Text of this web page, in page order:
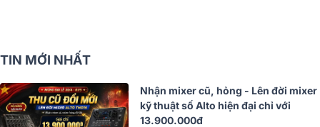
TIN MỚI NHẤT
Nhận mixer cũ, hỏng - Lên đời mixer
kỹ thuật số Alto hiện đại chỉ với
13.900.000đ